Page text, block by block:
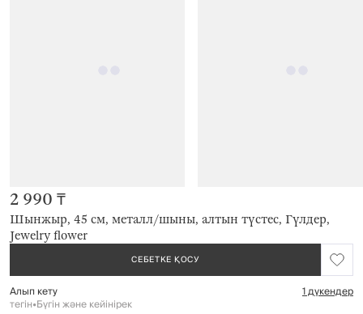
Шынжыр, 45 см, металл/шыны, алтын түстес, Гүлдер,
Jewelry flower
2 990 ₸
СЕБЕТКЕ ҚОСУ
Алып кету 1 дүкендер
тегін•Бүгін және кейінірек